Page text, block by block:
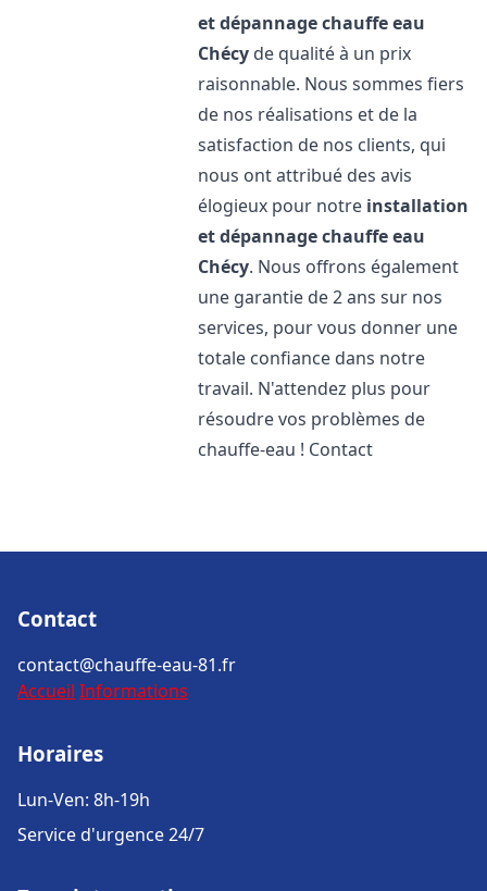
et dépannage chauffe eau
Chécy de qualité à un prix
raisonnable. Nous sommes fiers
de nos réalisations et de la
satisfaction de nos clients, qui
nous ont attribué des avis
élogieux pour notre installation
et dépannage chauffe eau
Chécy. Nous offrons également
une garantie de 2 ans sur nos
services, pour vous donner une
totale confiance dans notre
travail. N'attendez plus pour
résoudre vos problèmes de
chauffe-eau ! Contact
Contact
contact@chauffe-eau-81.fr
Accueil Informations
Horaires
Lun-Ven: 8h-19h
Service d'urgence 24/7